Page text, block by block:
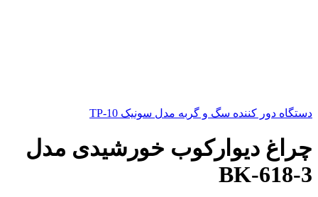
دستگاه دور کننده سگ و گربه مدل سونیک TP-10
چراغ دیوارکوب خورشیدی مدل
BK-618-3